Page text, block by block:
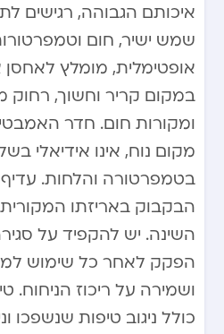
איכותם הגבוהה, רגישים
שמש ישיר, חום
אופטימלית, מומלץ
במקום קריר וחשוך, רחוק
ומקורות חום. חדר
מקום נוח, אינו אידיאלי
בטמפרטורה והלחות.
הבקבוק באריזתו
השינה. יש להקפיד על
הפקק לאחר כל שימוש
ושמירה על ריכוז הניחוח.
כולל ניגוב טיפות שנשפכו